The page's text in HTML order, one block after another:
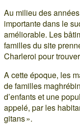
Au milieu des
importante dans le
améliorable. Les
familles du site
Charleroi pour
A cette époque, les
de familles
d’enfants et une
appelé, par les
gitans ».